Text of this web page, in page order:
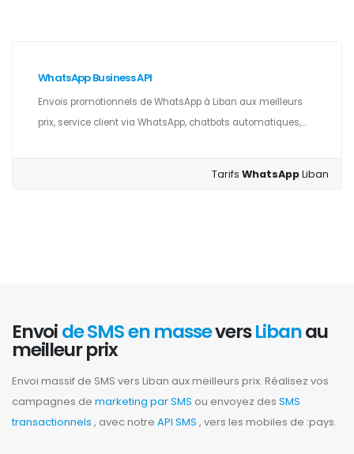
WhatsApp Business API
Envois promotionnels de WhatsApp à Liban aux meilleurs
prix, service client via WhatsApp, chatbots automatiques,...
TarifsWhatsAppLiban
Envoide SMS en masseversLibanau
meilleur prix
Envoi massif de SMS vers Liban aux meilleurs prix. Réalisez vos
campagnes de marketing par SMS ou envoyez des SMS
transactionnels , avec notre API SMS , vers les mobiles de :pays.